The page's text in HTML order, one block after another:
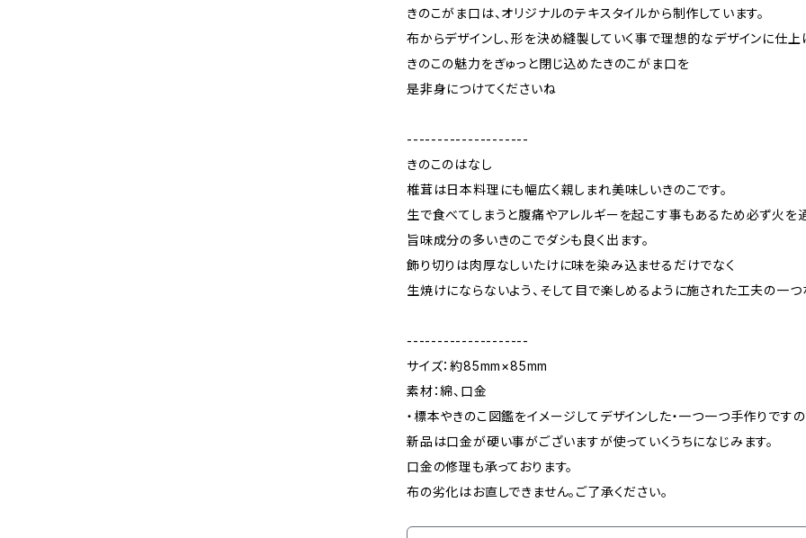
きのこがま口は、オリジナルのテキスタイルから制作しています。
布からデザインし、形を決め縫製していく事で理想的なデザインに仕上
きのこの魅力をぎゅっと閉じ込めたきのこがま口を
是非身につけてくださいね
--------------------
きのこのはなし
椎茸は日本料理にも幅広く親しまれ美味しいきのこです。
生で食べてしまうと腹痛やアレルギーを起こす事もあるため必ず火を通
旨味成分の多いきのこでダシも良く出ます。
飾り切りは肉厚なしいたけに味を染み込ませるだけでなく
生焼けにならないよう、そして目で楽しめるように施された工夫の一つ
--------------------
サイズ：約85mm×85mm
素材：綿、口金
・標本やきのこ図鑑をイメージしてデザインした・一つ一つ手作りです
新品は口金が硬い事がございますが使っていくうちになじみます。
口金の修理も承っております。
布の劣化はお直しできません。ご了承ください。